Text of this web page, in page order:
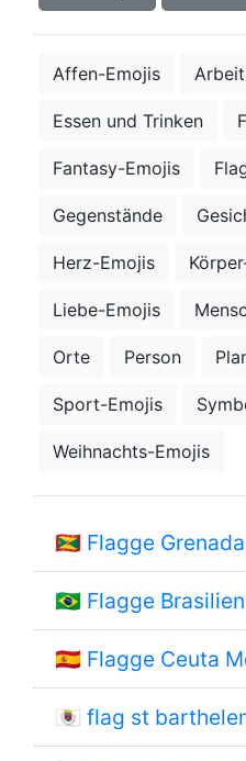
Affen-Emojis
Essen und Trinken
Fantasy-Emojis
Gegenstände
Herz-Emojis
Liebe-Emojis
Orte Person
Sport-Emojis
Weihnachts-Emojis
🇬🇩 Flagge Grenada
🇧🇷 Flagge Brasilien
🇪🇦 Flagge Ceuta
🇧🇱 flag st